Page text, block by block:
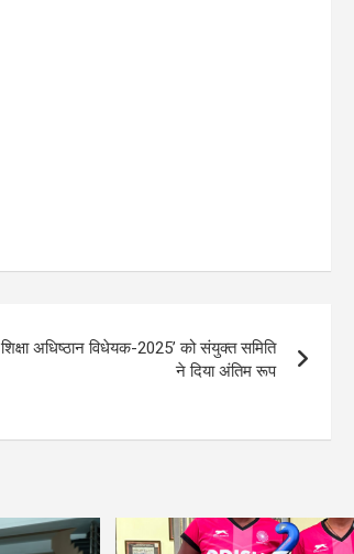
अधिष्ठान विधेयक-2025’ को संयुक्त समिति
ने दिया अंतिम रूप